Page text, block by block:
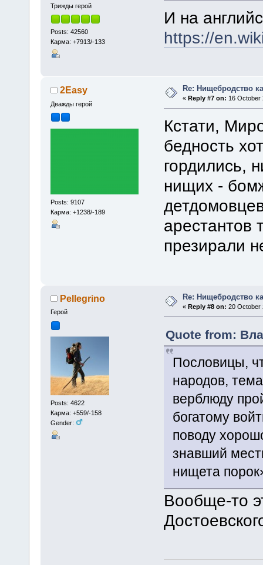
Трижды герой
Posts: 42560
Карма: +7913/-133
И на
https://
2Easy
Дважды герой
Posts: 9107
Карма: +1238/-189
Re: Нищебродство
« Reply #7 on: 16 October
Кстати,
бедность
гордились,
нищих -
арестантов
презирали
Pellegrino
Герой
Posts: 4622
Карма: +559/-158
Gender:
Re: Нищебродство
«Reply #8 on: 20 October
Quote from:
Пословицы,
народов,
верблюду
богатому
поводу
знавший
нищета
Вообще-то